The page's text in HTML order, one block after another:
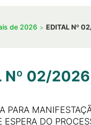
de 2026 EDITAL Nº
Nº 02/
PARA
ESPERA DO